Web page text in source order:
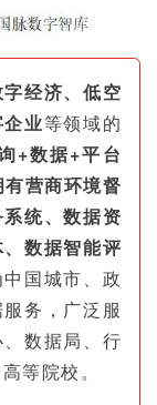
经济、低空
业等领域的
+数据+平台
营商环境督
统、数据资
数据智能评
中国城市、政
务，广泛服
数据局、行
等院校。